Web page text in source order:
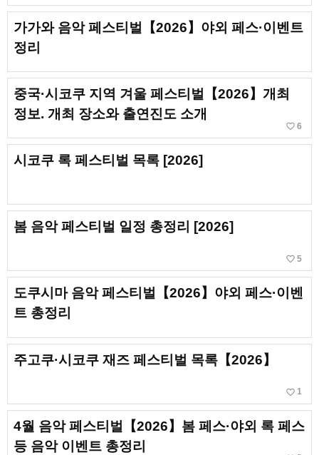
가가와 음악 페스티벌【2026】야외 페스·이벤트
정리
중국·시코쿠 지역 겨울 페스티벌【2026】개최
정보. 개최 장소와 출연진도 소개
favorite_border 6
시코쿠 록 페스티벌 목록 [2026]
봄 음악 페스티벌 일정 총정리 [2026]
favorite_border 5
도쿠시마 음악 페스티벌【2026】야외 페스·이벤
트 총정리
주고쿠·시코쿠 재즈 페스티벌 목록【2026】
favorite_border 1
4월 음악 페스티벌【2026】봄 페스·야외 록 페스
등 음악 이벤트 총정리